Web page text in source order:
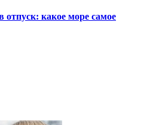
отпуск: какое море самое